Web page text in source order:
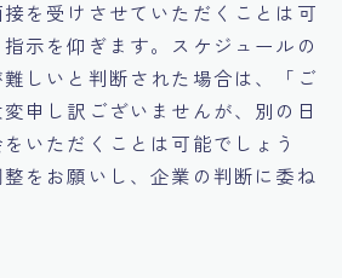
を受けさせていただくことは可
示を仰ぎます。スケジュールの
しいと判断された場合は、「ご
申し訳ございませんが、別の日
いただくことは可能でしょう
をお願いし、企業の判断に委ね